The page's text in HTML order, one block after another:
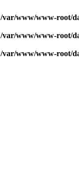
/var/www/www-root/
/var/www/www-root/
/var/www/www-root/